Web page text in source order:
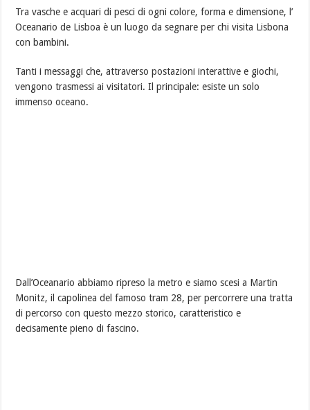
Tra vasche e acquari di pesci di ogni colore, forma e dimensione, l’
Oceanario de Lisboa è un luogo da segnare per chi visita Lisbona
con bambini.
Tanti i messaggi che, attraverso postazioni interattive e giochi,
vengono trasmessi ai visitatori. Il principale: esiste un solo
immenso oceano.
Dall’Oceanario abbiamo ripreso la metro e siamo scesi a Martin
Monitz, il capolinea del famoso tram 28, per percorrere una tratta
di percorso con questo mezzo storico, caratteristico e
decisamente pieno di fascino.